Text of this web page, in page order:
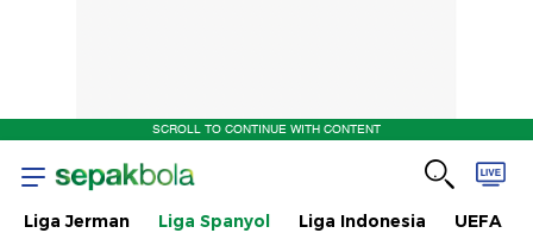
SCROLL TO CONTINUE WITH CONTENT
Liga Jerman Liga Spanyol Liga Indonesia UEFA